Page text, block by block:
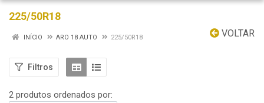
225/50R18
VOLTAR
INÍCIO ARO 18 AUTO 225/50R18
Filtros
2 produtos ordenados por: